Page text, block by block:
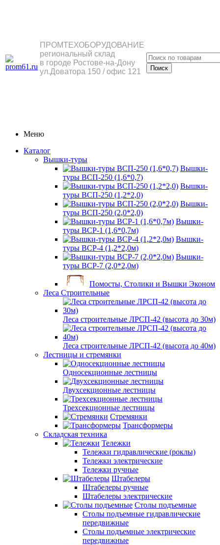
ПРОМТЕХОБОРУДОВАНИЕ
региональный склад
в городе Ростове-на-Дону
ул.Доватора 150 / офис 121
Меню
Каталог
Вышки-туры
Вышки-
туры ВСП-250 (1,6*0,7)
Вышки-
туры ВСП-250 (1,2*2,0)
Вышки-
туры ВСП-250 (2,0*2,0)
Вышки-
туры ВСР-1 (1,6*0,7м)
Вышки-
туры ВСР-4 (1,2*2,0м)
Вышки-
туры ВСР-7 (2,0*2,0м)
Помосты, Столики и Вышки Эконом
Леса Строительные
Леса строительные ЛРСП-42 (высота до 30м)
Леса строительные ЛРСП-42 (высота до 40м)
Лестницы и стремянки
Односекционные лестницы
Двухсекционные лестницы
Трехсекционные лестницы
Стремянки
Трансформеры
Складская техника
Тележки
Тележки гидравлические (роклы)
Тележки электрические
Тележки ручные
Штабелеры
Штабелеры ручные
Штабелеры электрические
Столы подъемные
Столы подъемные гидравлические
передвижные
Столы подъемные электрические
передвижные